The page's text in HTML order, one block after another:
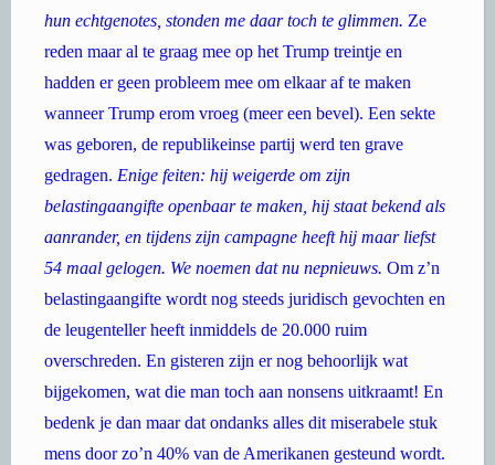
hun echtgenotes, stonden me daar toch te glimmen. Ze
reden maar al te graag mee op het Trump treintje en
hadden er geen probleem mee om elkaar af te maken
wanneer Trump erom vroeg (meer een bevel). Een sekte
was geboren, de republikeinse partij werd ten grave
gedragen. Enige feiten: hij weigerde om zijn
belastingaangifte openbaar te maken, hij staat bekend als
aanrander, en tijdens zijn campagne heeft hij maar liefst
54 maal gelogen. We noemen dat nu nepnieuws. Om z’n
belastingaangifte wordt nog steeds juridisch gevochten en
de leugenteller heeft inmiddels de 20.000 ruim
overschreden. En gisteren zijn er nog behoorlijk wat
bijgekomen, wat die man toch aan nonsens uitkraamt! En
bedenk je dan maar dat ondanks alles dit miserabele stuk
mens door zo’n 40% van de Amerikanen gesteund wordt.